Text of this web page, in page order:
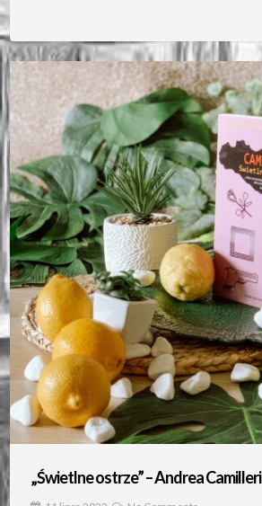
„Świetlne ostrze” – Andrea Camilleri